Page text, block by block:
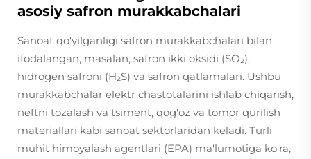
asosiy safron murakkabchalari
Sanoat qo'yilganligi safron murakkabchalari bilan
ifodalangan, masalan, safron ikki oksidi (SO₂),
hidrogen safroni (H₂S) va safron qatlamalari. Ushbu
murakkabchalar elektr chastotalarini ishlab chiqarish,
neftni tozalash va tsiment, qog'oz va tomor qurilish
materiallari kabi sanoat sektorlaridan keladi. Turli
muhit himoyalash agentlari (EPA) ma'lumotiga ko'ra,